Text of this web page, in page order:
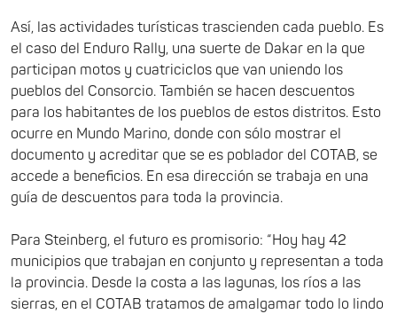
Así, las actividades turísticas trascienden cada pueblo. Es
el caso del Enduro Rally, una suerte de Dakar en la que
participan motos y cuatriciclos que van uniendo los
pueblos del Consorcio. También se hacen descuentos
para los habitantes de los pueblos de estos distritos. Esto
ocurre en Mundo Marino, donde con sólo mostrar el
documento y acreditar que se es poblador del COTAB, se
accede a beneficios. En esa dirección se trabaja en una
guía de descuentos para toda la provincia.
Para Steinberg, el futuro es promisorio: “Hoy hay 42
municipios que trabajan en conjunto y representan a toda
la provincia. Desde la costa a las lagunas, los ríos a las
sierras, en el COTAB tratamos de amalgamar todo lo lindo